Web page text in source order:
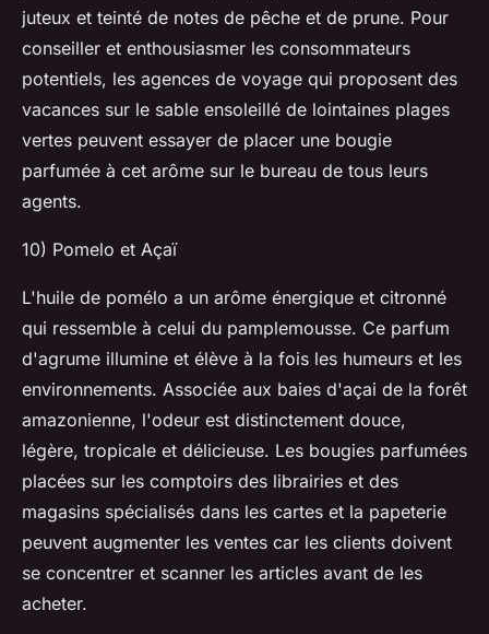
juteux et teinté de notes de pêche et de prune. Pour
conseiller et enthousiasmer les consommateurs
potentiels, les agences de voyage qui proposent des
vacances sur le sable ensoleillé de lointaines plages
vertes peuvent essayer de placer une bougie
parfumée à cet arôme sur le bureau de tous leurs
agents.
10) Pomelo et Açaï
L'huile de pomélo a un arôme énergique et citronné
qui ressemble à celui du pamplemousse. Ce parfum
d'agrume illumine et élève à la fois les humeurs et les
environnements. Associée aux baies d'açai de la forêt
amazonienne, l'odeur est distinctement douce,
légère, tropicale et délicieuse. Les bougies parfumées
placées sur les comptoirs des librairies et des
magasins spécialisés dans les cartes et la papeterie
peuvent augmenter les ventes car les clients doivent
se concentrer et scanner les articles avant de les
acheter.